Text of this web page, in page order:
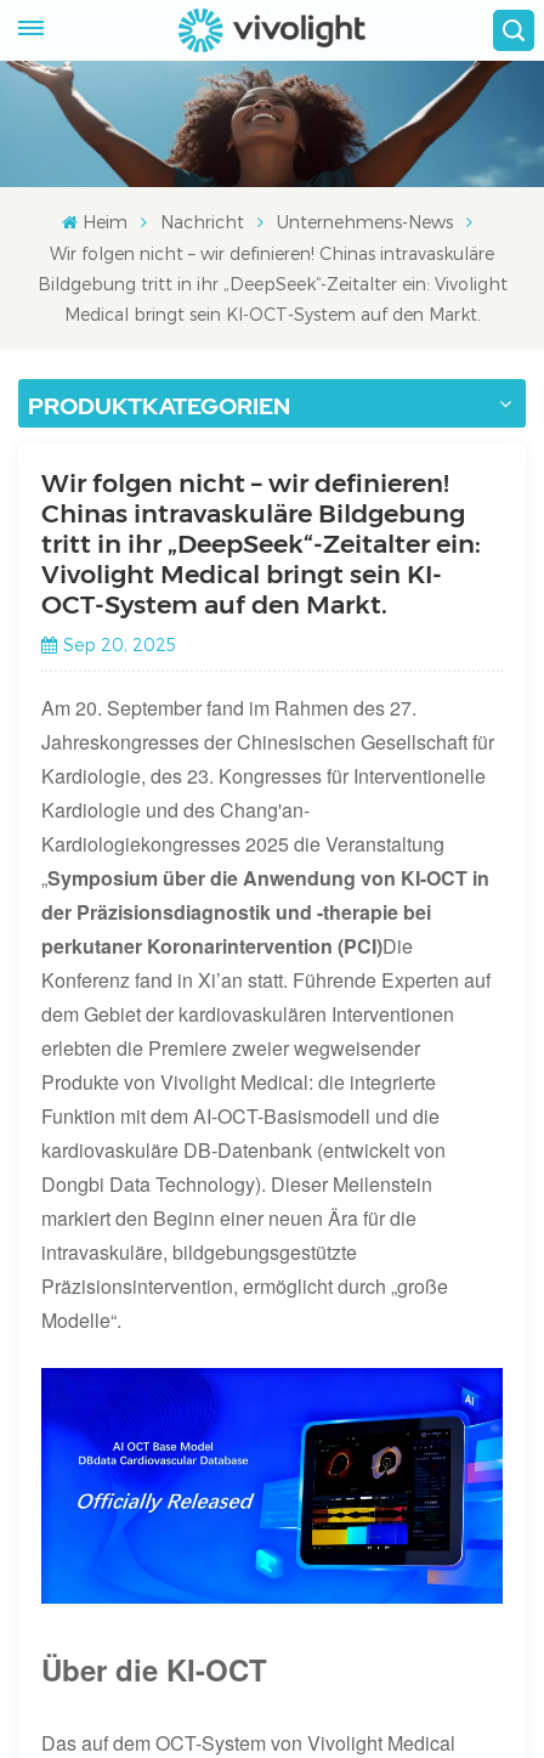
Heim Nachricht
Unternehmens-News
Wir folgen nicht – wir definieren! Chinas intravaskuläre
Bildgebung tritt in ihr „DeepSeek“-Zeitalter ein: Vivolight
Medical bringt sein KI-OCT-System auf den Markt.
PRODUKTKATEGORIEN
Wir folgen nicht – wir definieren!
Chinas intravaskuläre Bildgebung
tritt in ihr „DeepSeek“-Zeitalter ein:
Vivolight Medical bringt sein KI-
OCT-System auf den Markt.
Sep 20, 2025
Am 20. September fand im Rahmen des 27.
Jahreskongresses der Chinesischen Gesellschaft für
Kardiologie, des 23. Kongresses für Interventionelle
Kardiologie und des Chang'an-
Kardiologiekongresses 2025 die Veranstaltung
„Symposium über die Anwendung von KI-OCT in
der Präzisionsdiagnostik und -therapie bei
perkutaner Koronarintervention (PCI)Die
Konferenz fand in Xi’an statt. Führende Experten auf
dem Gebiet der kardiovaskulären Interventionen
erlebten die Premiere zweier wegweisender
Produkte von Vivolight Medical: die integrierte
Funktion mit dem AI-OCT-Basismodell und die
kardiovaskuläre DB-Datenbank (entwickelt von
Dongbi Data Technology). Dieser Meilenstein
markiert den Beginn einer neuen Ära für die
intravaskuläre, bildgebungsgestützte
Präzisionsintervention, ermöglicht durch „große
Modelle“.
Über die KI-OCT
Das auf dem OCT-System von Vivolight Medical